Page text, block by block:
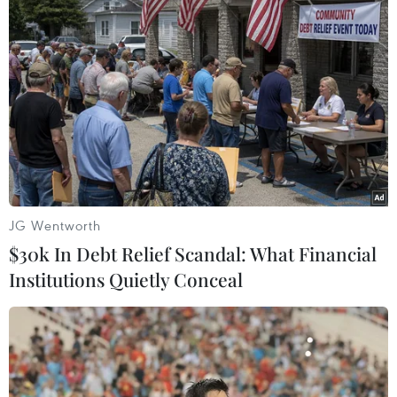
Trong số này, số lượng vé bán được của Công ty
cổ phần Vận tải đường sắt Hà Nội rất thấp, tính
đến ngày 10/1/2022 mới bán được 11.233 vé, số
lượng chỉ bằng 48% và tiền thu chỉ bằng 43% so
với Tết năm 2021.
JG Wentworth
$30k In Debt Relief Scandal: What Financial
Institutions Quietly Conceal